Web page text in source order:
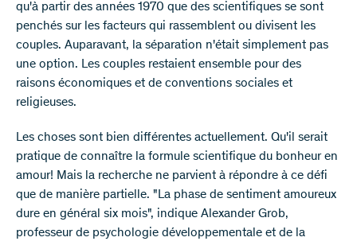
qu'à partir des années 1970 que des scientifiques se sont
penchés sur les facteurs qui rassemblent ou divisent les
couples. Auparavant, la séparation n'était simplement pas
une option. Les couples restaient ensemble pour des
raisons économiques et de conventions sociales et
religieuses.
Les choses sont bien différentes actuellement. Qu'il serait
pratique de connaître la formule scientifique du bonheur en
amour! Mais la recherche ne parvient à répondre à ce défi
que de manière partielle. "La phase de sentiment amoureux
dure en général six mois", indique Alexander Grob,
professeur de psychologie développementale et de la